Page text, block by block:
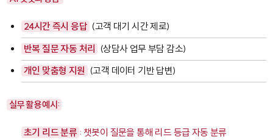
24시간 즉시 응답 (고객 대기 시간 제로)
반복 질문 자동 처리 (상담사 업무 부담 감소)
개인 맞춤형 지원 (고객 데이터 기반 답변)
실무 활용 예시:
초기 리드 분류 : 챗봇이 질문을 통해 리드 등급 자동 분류